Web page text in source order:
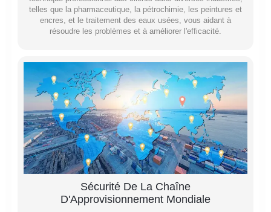
telles que la pharmaceutique, la pétrochimie, les peintures et
encres, et le traitement des eaux usées, vous aidant à
résoudre les problèmes et à améliorer l'efficacité.
Sécurité De La Chaîne
D'Approvisionnement Mondiale